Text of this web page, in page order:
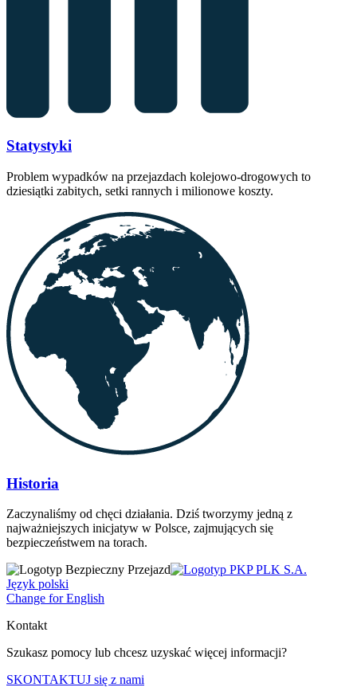
Statystyki
Problem wypadków na przejazdach kolejowo-drogowych to
dziesiątki zabitych, setki rannych i milionowe koszty.
Historia
Zaczynaliśmy od chęci działania. Dziś tworzymy jedną z
najważniejszych inicjatyw w Polsce, zajmujących się
bezpieczeństwem na torach.
Język polski
Change for English
Kontakt
Szukasz pomocy lub chcesz uzyskać więcej informacji?
SKONTAKTUJ się z nami